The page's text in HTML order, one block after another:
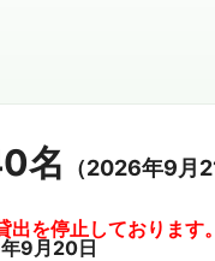
名 （2026年9月
出を停止しております。
9月20日